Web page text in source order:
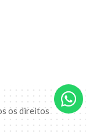
os direitos